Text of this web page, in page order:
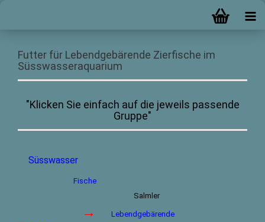
Futter für Lebendgebärende Zierfische im
Süsswasseraquarium
"Klicken Sie einfach auf die jeweils passende
Gruppe"
Süsswasser
Fische
Salmler
→
Lebendgebärende